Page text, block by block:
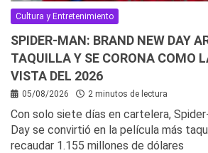
Cultura y Entretenimiento
SPIDER-MAN: BRAND NEW DAY
TAQUILLA Y SE CORONA COMO
VISTA DEL 2026
05/08/2026 2 minutos de lectura
Con solo siete días en cartelera,
Day se convirtió en la película más
recaudar 1.155 millones de dólares